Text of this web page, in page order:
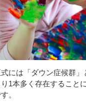
には「ダウン症候群」
1本多く存在すること
。